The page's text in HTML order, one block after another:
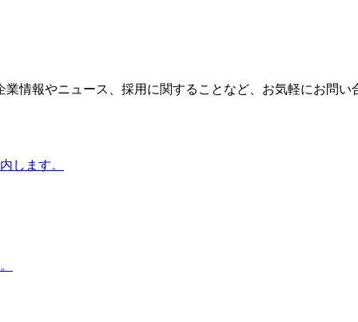
情報やニュース、採用に関することなど、お気軽にお問い
します。